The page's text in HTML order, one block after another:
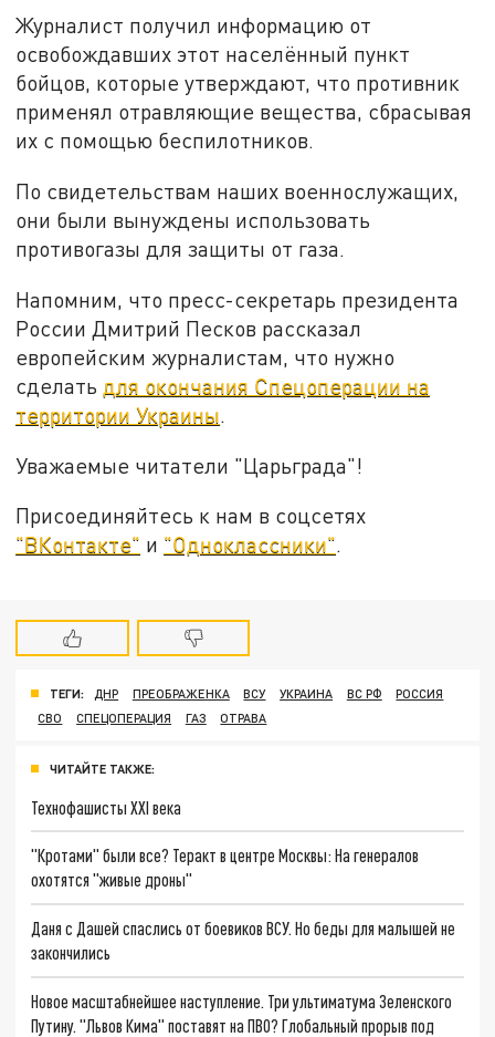
Журналист получил информацию от
освобождавших этот населённый пункт
бойцов, которые утверждают, что противник
применял отравляющие вещества, сбрасывая
их с помощью беспилотников.
По свидетельствам наших военнослужащих,
они были вынуждены использовать
противогазы для защиты от газа.
Напомним, что пресс-секретарь президента
России Дмитрий Песков рассказал
европейским журналистам, что нужно
сделать для окончания Спецоперации на
территории Украины.
Уважаемые читатели "Царьграда"!
Присоединяйтесь к нам в соцсетях
"ВКонтакте" и "Одноклассники".
ТЕГИ: ДНР ПРЕОБРАЖЕНКА ВСУ УКРАИНА ВС РФ
РОССИЯ
СВО
СПЕЦОПЕРАЦИЯ ГАЗ ОТРАВА
ЧИТАЙТЕ ТАКЖЕ:
Технофашисты XXI века
"Кротами" были все? Теракт в центре Москвы: На генералов
охотятся "живые дроны"
Даня с Дашей спаслись от боевиков ВСУ. Но беды для малышей не
закончились
Новое масштабнейшее наступление. Три ультиматума Зеленского
Путину. "Львов Кима" поставят на ПВО? Глобальный прорыв под